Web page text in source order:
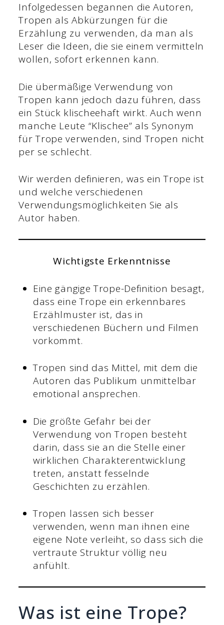
Infolgedessen begannen die Autoren,
Tropen als Abkürzungen für die
Erzählung zu verwenden, da man als
Leser die Ideen, die sie einem vermitteln
wollen, sofort erkennen kann.
Die übermäßige Verwendung von
Tropen kann jedoch dazu führen, dass
ein Stück klischeehaft wirkt. Auch wenn
manche Leute “Klischee” als Synonym
für Trope verwenden, sind Tropen nicht
per se schlecht.
Wir werden definieren, was ein Trope ist
und welche verschiedenen
Verwendungsmöglichkeiten Sie als
Autor haben.
Wichtigste Erkenntnisse
Eine gängige Trope-Definition besagt,
dass eine Trope ein erkennbares
Erzählmuster ist, das in
verschiedenen Büchern und Filmen
vorkommt.
Tropen sind das Mittel, mit dem die
Autoren das Publikum unmittelbar
emotional ansprechen.
Die größte Gefahr bei der
Verwendung von Tropen besteht
darin, dass sie an die Stelle einer
wirklichen Charakterentwicklung
treten, anstatt fesselnde
Geschichten zu erzählen.
Tropen lassen sich besser
verwenden, wenn man ihnen eine
eigene Note verleiht, so dass sich die
vertraute Struktur völlig neu
anfühlt.
Was ist eine Trope?